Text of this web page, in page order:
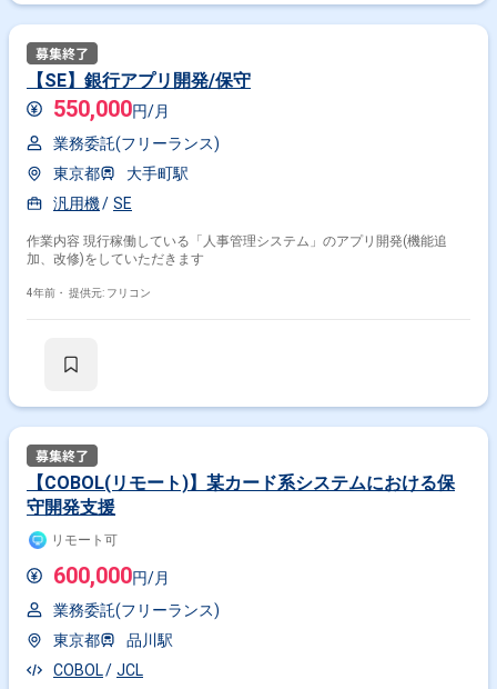
【SE】銀行アプリ開発/保守
550,000円/月
業務委託(フリーランス)
東京都
大手町駅
汎用機
SE
作業内容 現行稼働している「人事管理システム」のアプリ開発(機能追
加、改修)をしていただきます
4年前・ 提供元: フリコン
【COBOL(リモート)】某カード系システムにおける保
守開発支援
リモート可
600,000円/月
業務委託(フリーランス)
東京都
品川駅
COBOL
JCL